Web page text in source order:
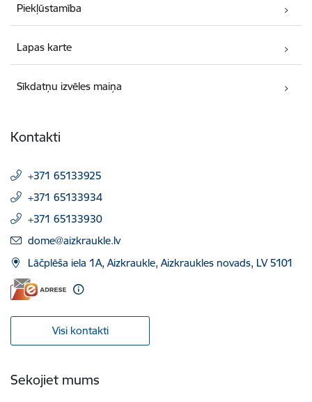
Piekļūstamība
Lapas karte
Sīkdatņu izvēles maiņa
Kontakti
+371 65133925
+371 65133934
+371 65133930
E-pasts:
dome@aizkraukle.lv
Lāčplēša iela 1A, Aizkraukle, Aizkraukles novads, LV 5101
Visi kontakti
Sekojiet mums